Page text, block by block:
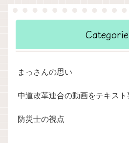
まっさんの思い
中道改革連合の動画をテキスト
防災士の視点